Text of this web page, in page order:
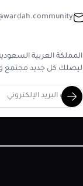
المملكة العربية
ليصلك كل جديد مجتمع